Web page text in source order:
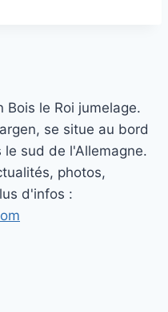
le Roi jumelage.
se situe au bord
sud de l'Allemagne.
photos,
Plus d'infos :